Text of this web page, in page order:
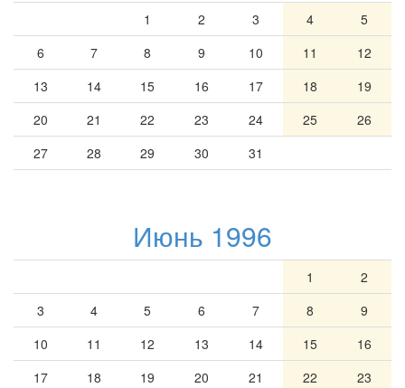
1 2 3 4
5
6
7 8 9 10 11
12
13
14 15 16 17 18
19
20
21 22 23 24 25
26
27
28 29 30 31
Июнь 1996
1
2
3
4 5 6 7 8
9
10
11 12 13 14 15
16
17
18 19 20 21 22 23